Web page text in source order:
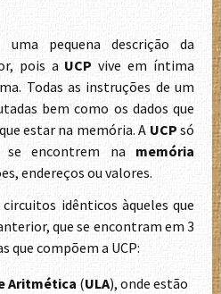
pequena descrição da
pois a UCP vive em íntima
Todas as instruções de um
bem como os dados que
estar na memória. A UCP só
se encontrem na memória
endereços ou valores.
idênticos àqueles que
que se encontram em 3
que compõem a UCP:
Aritmética (ULA), onde estão